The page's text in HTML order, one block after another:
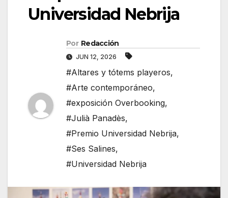
Universidad Nebrija
Por Redacción
JUN 12, 2026
#Altares y tótems playeros,
#Arte contemporáneo,
#exposición Overbooking,
#Julià Panadès,
#Premio Universidad Nebrija,
#Ses Salines,
#Universidad Nebrija